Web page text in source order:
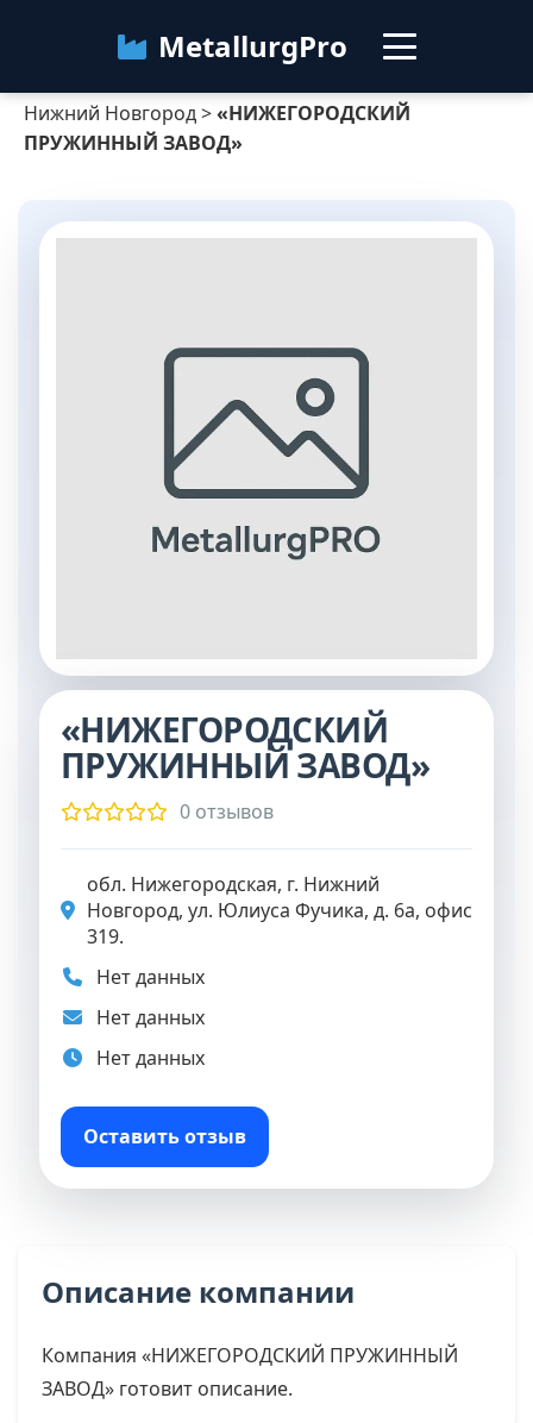
MetallurgPro
Нижний Новгород
Нижний Новгород>«НИЖЕГОРОДСКИЙ
ПРУЖИННЫЙ ЗАВОД»
«НИЖЕГОРОДСКИЙ
ПРУЖИННЫЙ ЗАВОД»
0 отзывов
обл. Нижегородская, г. Нижний
Новгород, ул. Юлиуса Фучика, д. 6а, офис
319.
Нет данных
Нет данных
Нет данных
Оставить отзыв
Описание компании
Компания «НИЖЕГОРОДСКИЙ ПРУЖИННЫЙ
ЗАВОД» готовит описание.